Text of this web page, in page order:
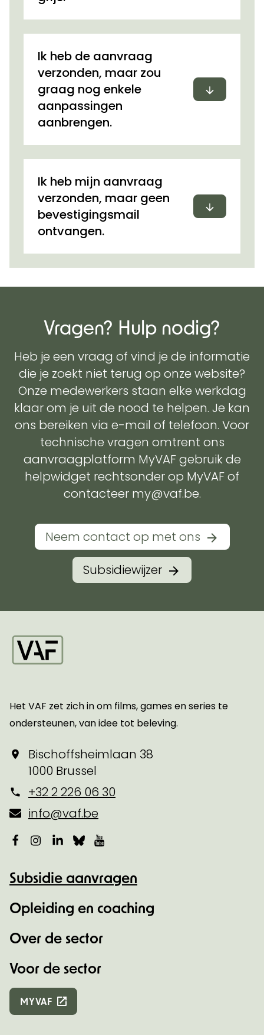
Ik heb de aanvraag
verzonden, maar zou
graag nog enkele
aanpassingen
aanbrengen.
Uitvouwen
Ik heb mijn aanvraag
verzonden, maar geen
bevestigingsmail
ontvangen.
Uitvouwen
Vragen? Hulp nodig?
Heb je een vraag of vind je de informatie
die je zoekt niet terug op onze website?
Onze medewerkers staan elke werkdag
klaar om je uit de nood te helpen. Je kan
ons bereiken via e-mail of telefoon. Voor
technische vragen omtrent ons
aanvraagplatform MyVAF gebruik de
helpwidget rechtsonder op MyVAF of
contacteer my@vaf.be.
Neem contact op met ons
Subsidiewijzer
Het VAF zet zich in om films, games en series te
ondersteunen, van idee tot beleving.
Bischoffsheimlaan 38
1000 Brussel
+32 2 226 06 30
info@vaf.be
Facebook
Instagram
LinkedIn
Bluesky
Subsidie aanvragen
Opleiding en coaching
Over de sector
Voor de sector
MYVAF